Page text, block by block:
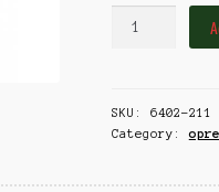
ČUVARKU
EVA
quantity
SKU: 6402-211
Category: